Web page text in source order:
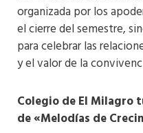
organizada por los
el cierre del semestre,
para celebrar las
y el valor de la
Colegio de El Milagro
de «Melodías de